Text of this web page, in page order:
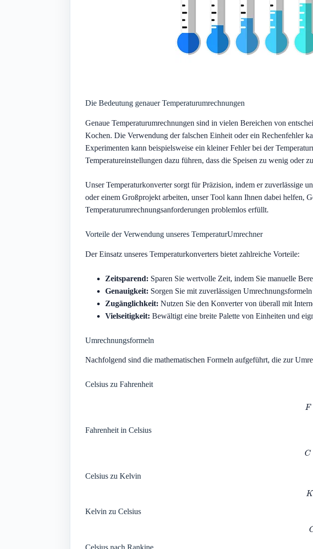
Die Bedeutung genauer Temperaturumrechnungen
Genaue Temperaturumrechnungen sind in vielen Bereichen von
Kochen. Die Verwendung der falschen Einheit oder ein Rechenfehler
Experimenten kann beispielsweise ein kleiner Fehler bei der
Temperatureinstellungen dazu führen, dass die Speisen zu wenig oder
Unser Temperaturkonverter sorgt für Präzision, indem er zuverlässige
oder einem Großprojekt arbeiten, unser Tool kann Ihnen dabei helfen,
Temperaturumrechnungsanforderungen problemlos erfüllt.
Vorteile der Verwendung unseres TemperaturUmrechner
Der Einsatz unseres Temperaturkonverters bietet zahlreiche Vorteile:
Zeitsparend: Sparen Sie wertvolle Zeit, indem Sie manuelle
Genauigkeit: Sorgen Sie mit zuverlässigen
Zugänglichkeit: Nutzen Sie den Konverter von überall mit
Vielseitigkeit: Bewältigt eine breite Palette von Einheiten und
Umrechnungsformeln
Nachfolgend sind die mathematischen Formeln aufgeführt, die zur
Celsius zu Fahrenheit
Fahrenheit in Celsius
Celsius zu Kelvin
K
Kelvin zu Celsius
Celsius nach Rankine